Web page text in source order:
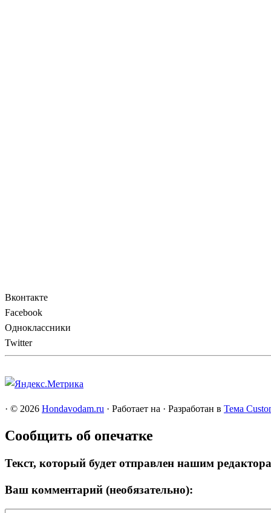
Вконтакте
Facebook
Одноклассники
Twitter
· © 2026 Hondavodam.ru · Работает на · Разработан в Тема
Сообщить об опечатке
Текст, который будет отправлен нашим
Ваш комментарий (необязательно):